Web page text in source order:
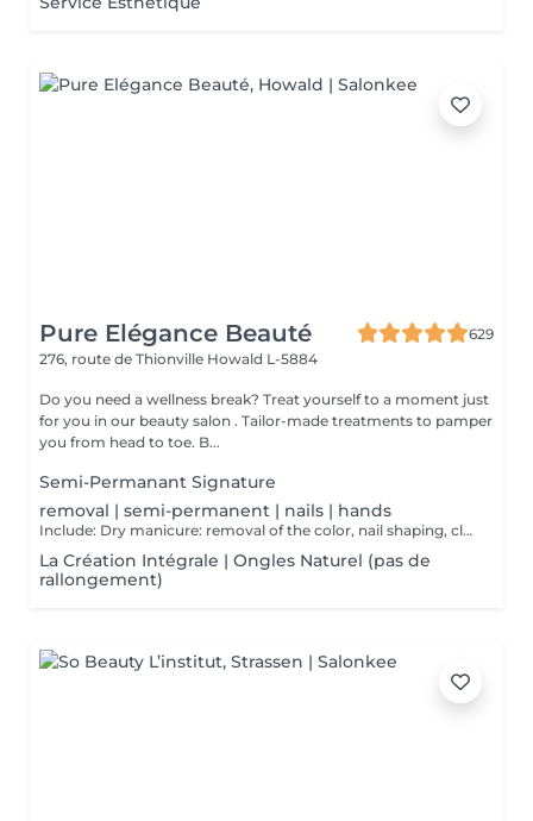
Pure Elégance Beauté
629
276, route de Thionville Howald L-5884
Do you need a wellness break? Treat yourself to a moment just
for you in our beauty salon . Tailor-made treatments to pamper
you from head to toe. B...
Semi-Permanant Signature
removal | semi-permanent | nails | hands
Include: Dry manicure: removal of the color, nail shaping, cleaning of the cuticle and to finish a massage of the hands at the end of the dry manicure and possibly cover them with a strengthening varnish at the end.
La Création Intégrale | Ongles Naturel (pas de
rallongement)